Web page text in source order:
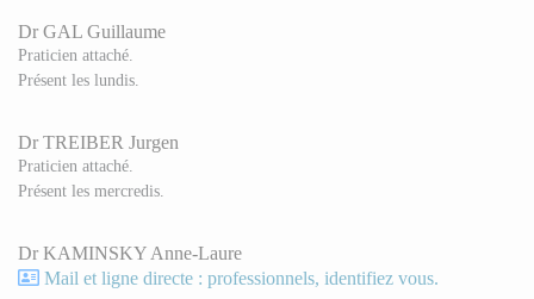
Dr GAL Guillaume
Praticien attaché.
Présent les lundis.
Dr TREIBER Jurgen
Praticien attaché.
Présent les mercredis.
Dr KAMINSKY Anne-Laure
Mail et ligne directe : professionnels, identifiez vous.